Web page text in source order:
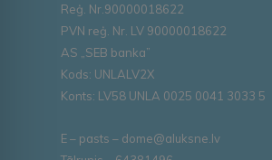
Reģ. Nr.90000018622
PVN reģ. Nr. LV 90000018622
AS „SEB banka”
Kods: UNLALV2X
Konts: LV58 UNLA 0025 0041 3033 5
E – pasts – dome@aluksne.lv